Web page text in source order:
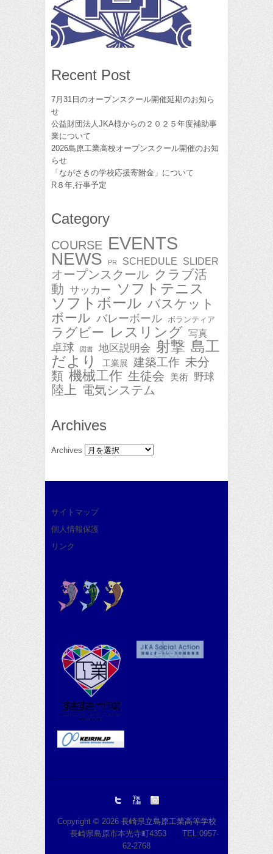
Recent Post
7月31日のオープンスクール開催延期のお知ら
せ
公益財団法人JKA様からの２０２５年度補助事
業について
2026島原工業高校オープンスクール開催のお知
らせ
「ながさきの学校応援寄附金」について
R８年,行事予定
Category
COURSE EVENTS
NEWS PR SCHEDULE SLIDER
オープンスクール クラブ活
動 サッカー ソフトテニス
ソフトボール バスケット
ボール バレーボール ボランティア
ラグビー レスリング 写真
卓球 図書 地区説明会 射撃 島工
だより
工業展 建築工作 未分
類 機械工作 生徒会 美術 野球
陸上 電気システム
Archives
Archives
サイトマップ
個人情報保護
リンク
Copyright © 2026 長崎県立島原工業高等学校
長崎県島原市本光寺町4353 TEL:0957-
62-2768